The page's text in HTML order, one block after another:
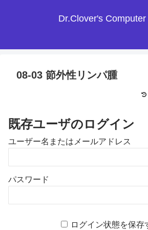
Dr.Clover's
08-03 節外性リンパ腫
既存ユーザのログイン
ユーザー名またはメールアドレス
パスワード
ログイン状態を保存